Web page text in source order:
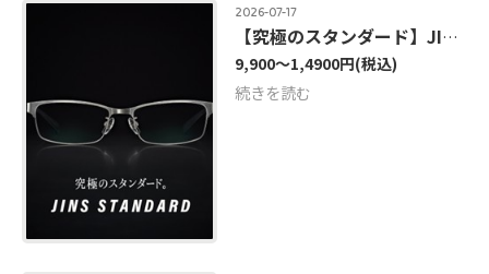
2026-07-17
【究極のスタンダード】JINS STANDARDシリーズ 新型登場
9,900～1,4900円(税込)
続きを読む